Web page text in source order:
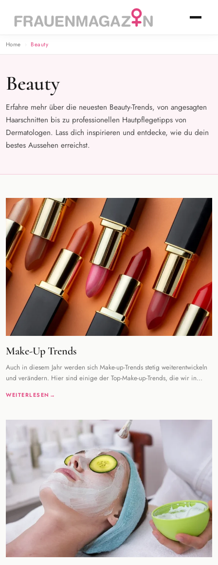
Home Beauty
Beauty
Erfahre mehr über die neuesten Beauty-Trends, von angesagten
Haarschnitten bis zu professionellen Hautpflegetipps von
Dermatologen. Lass dich inspirieren und entdecke, wie du dein
bestes Aussehen erreichst.
Make-Up Trends
Auch in diesem Jahr werden sich Make-up-Trends stetig weiterentwickeln
und verändern. Hier sind einige der Top-Make-up-Trends, die wir in
WEITERLESEN